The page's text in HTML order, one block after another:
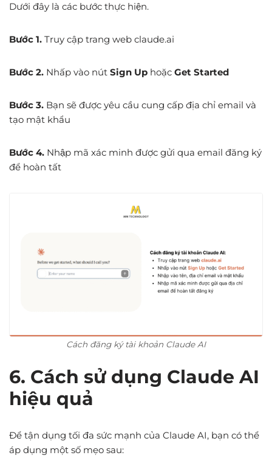
Dưới đây là các bước thực hiện.
Bước 1. Truy cập trang web claude.ai
Bước 2. Nhấp vào nút Sign Up hoặc Get Started
Bước 3. Bạn sẽ được yêu cầu cung cấp địa chỉ email và
tạo mật khẩu
Bước 4. Nhập mã xác minh được gửi qua email đăng ký
để hoàn tất
Cách đăng ký tài khoản Claude AI
6. Cách sử dụng Claude AI
hiệu quả
Để tận dụng tối đa sức mạnh của Claude AI, bạn có thể
áp dụng một số mẹo sau: